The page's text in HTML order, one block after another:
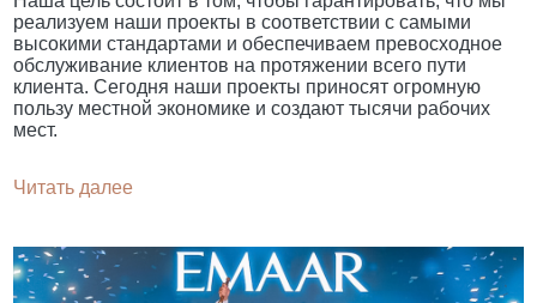
реализуем наши проекты в соответствии с самыми
высокими стандартами и обеспечиваем превосходное
обслуживание клиентов на протяжении всего пути
клиента. Сегодня наши проекты приносят огромную
пользу местной экономике и создают тысячи рабочих
мест.
Читать далее